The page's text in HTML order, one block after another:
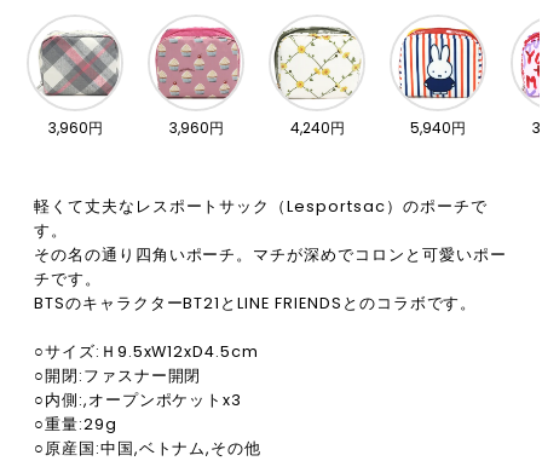
3,960円 3,960円 4,240円 5,940円
軽くて丈夫なレスポートサック（Lesportsac）のポーチで
す。
その名の通り四角いポーチ。マチが深めでコロンと可愛いポー
チです。
BTSのキャラクターBT21とLINE FRIENDSとのコラボです。
○サイズ:Ｈ9.5xW12xD4.5cm
○開閉:ファスナー開閉
○内側:,オープンポケットx3
○重量:29g
○原産国:中国,ベトナム,その他